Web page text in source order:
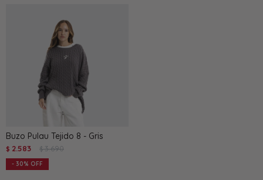
Buzo Pulau Tejido 8 - Gris
$ 2.583 $ 3.690
30